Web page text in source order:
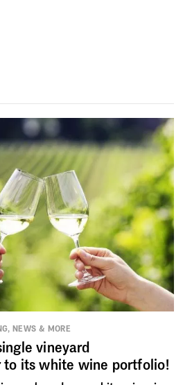
NEWS & MORE
vineyard
to its white wine portfolio!